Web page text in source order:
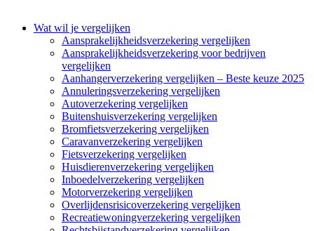
Wat wil je vergelijken
Aansprakelijkheidsverzekering vergelijken
Aansprakelijkheidsverzekering voor bedrijven
vergelijken
Aanhangerverzekering vergelijken – Beste keuze 2025
Annuleringsverzekering vergelijken
Autoverzekering vergelijken
Buitenshuisverzekering vergelijken
Bromfietsverzekering vergelijken
Caravanverzekering vergelijken
Fietsverzekering vergelijken
Huisdierenverzekering vergelijken
Inboedelverzekering vergelijken
Motorverzekering vergelijken
Overlijdensrisicoverzekering vergelijken
Recreatiewoningverzekering vergelijken